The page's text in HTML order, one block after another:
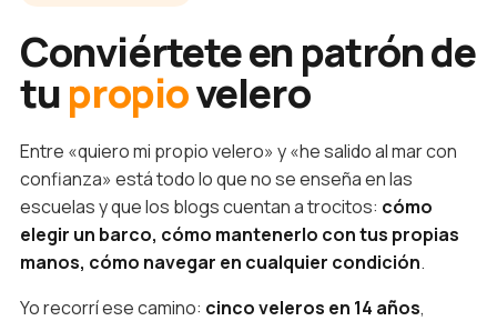
Conviértete en patrón de
tupropiovelero
Entre «quiero mi propio velero» y «he salido al mar con
confianza» está todo lo que no se enseña en las
escuelas y que los blogs cuentan a trocitos: cómo
elegir un barco, cómo mantenerlo con tus propias
manos, cómo navegar en cualquier condición.
Yo recorrí ese camino: cinco veleros en 14 años,